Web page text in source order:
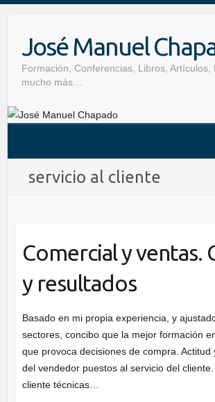
José Manuel
Formación, Conferencias, Libros, Artículos,
mucho más…
servicio al cliente
Comercial y ventas.
y resultados
Basado en mi propia experiencia, y
sectores, concibo que la mejor formación
que provoca decisiones de compra. Actitud
del vendedor puestos al servicio del
cliente técnicas…